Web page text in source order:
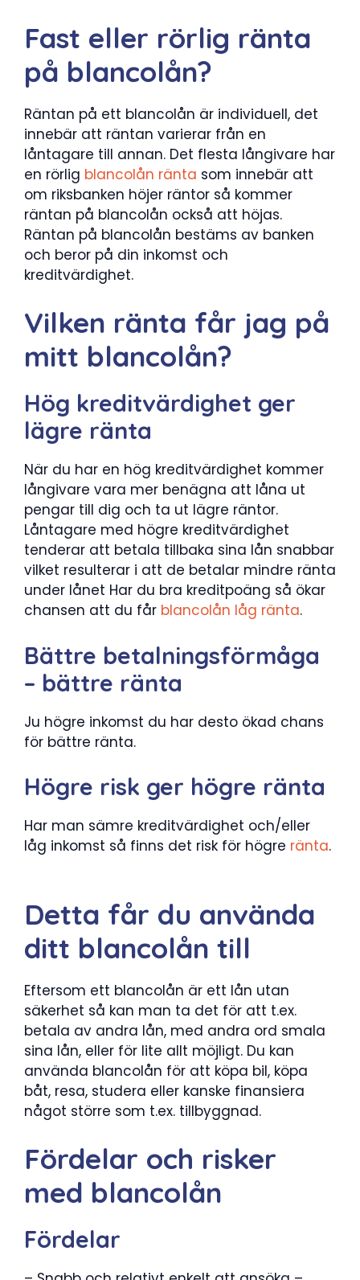
Fast eller rörlig ränta
på blancolån?
Räntan på ett blancolån är individuell, det
innebär att räntan varierar från en
låntagare till annan. Det flesta långivare har
en rörlig blancolån ränta som innebär att
om riksbanken höjer räntor så kommer
räntan på blancolån också att höjas.
Räntan på blancolån bestäms av banken
och beror på din inkomst och
kreditvärdighet.
Vilken ränta får jag på
mitt blancolån?
Hög kreditvärdighet ger
lägre ränta
När du har en hög kreditvärdighet kommer
långivare vara mer benägna att låna ut
pengar till dig och ta ut lägre räntor.
Låntagare med högre kreditvärdighet
tenderar att betala tillbaka sina lån snabbar
vilket resulterar i att de betalar mindre ränta
under lånet Har du bra kreditpoäng så ökar
chansen att du får blancolån låg ränta.
Bättre betalningsförmåga
– bättre ränta
Ju högre inkomst du har desto ökad chans
för bättre ränta.
Högre risk ger högre ränta
Har man sämre kreditvärdighet och/eller
låg inkomst så finns det risk för högre ränta.
Detta får du använda
ditt blancolån till
Eftersom ett blancolån är ett lån utan
säkerhet så kan man ta det för att t.ex.
betala av andra lån, med andra ord smala
sina lån, eller för lite allt möjligt. Du kan
använda blancolån för att köpa bil, köpa
båt, resa, studera eller kanske finansiera
något större som t.ex. tillbyggnad.
Fördelar och risker
med blancolån
Fördelar